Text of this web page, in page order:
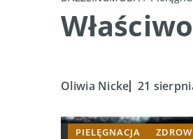
Oliwia Nicke 21
PIELĘGNACJA